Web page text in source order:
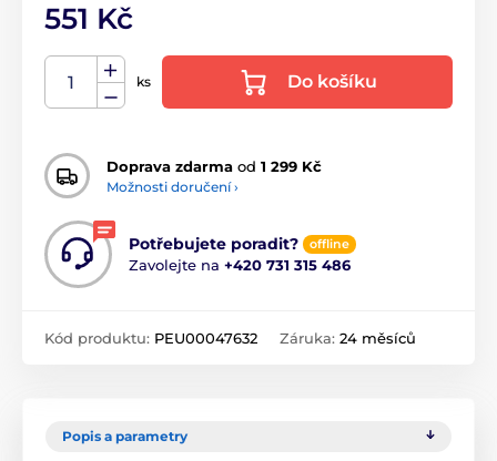
551 Kč
ks Do košíku
Doprava zdarma od 1 299 Kč
Možnosti doručení ›
Potřebujete poradit? offline
Zavolejte na +420 731 315 486
Kód produktu: PEU00047632 Záruka: 24 měsíců
Popis a parametry